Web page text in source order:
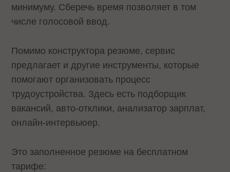
минимуму. Сберечь время позволяет в том
числе голосовой ввод.
Помимо конструктора резюме, сервис
предлагает и другие инструменты, которые
помогают организовать процесс
трудоустройства. Здесь есть подборщик
вакансий, авто-отклики, анализатор зарплат,
онлайн-интервьюер.
Это заполненное резюме на бесплатном
тарифе: